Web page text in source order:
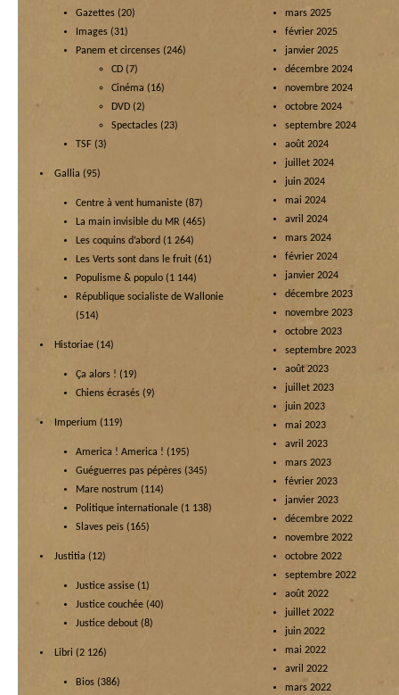
Gazettes (20)
Images (31)
Panem et circenses (246)
CD (7)
Cinéma (16)
DVD (2)
Spectacles (23)
TSF (3)
Gallia (95)
Centre à vent humaniste (87)
La main invisible du MR (465)
Les coquins d’abord (1 264)
Les Verts sont dans le fruit (61)
Populisme & populo (1 144)
République socialiste de Wallonie
(514)
Historiae (14)
Ça alors ! (19)
Chiens écrasés (9)
Imperium (119)
America ! America ! (195)
Guéguerres pas pépères (345)
Mare nostrum (114)
Politique internationale (1 138)
Slaves peïs (165)
Justitia (12)
Justice assise (1)
Justice couchée (40)
Justice debout (8)
Libri (2 126)
Bios (386)
mars 2025
février 2025
janvier 2025
décembre 2024
novembre 2024
octobre 2024
septembre 2024
août 2024
juillet 2024
juin 2024
mai 2024
avril 2024
mars 2024
février 2024
janvier 2024
décembre 2023
novembre 2023
octobre 2023
septembre 2023
août 2023
juillet 2023
juin 2023
mai 2023
avril 2023
mars 2023
février 2023
janvier 2023
décembre 2022
novembre 2022
octobre 2022
septembre 2022
août 2022
juillet 2022
juin 2022
mai 2022
avril 2022
mars 2022